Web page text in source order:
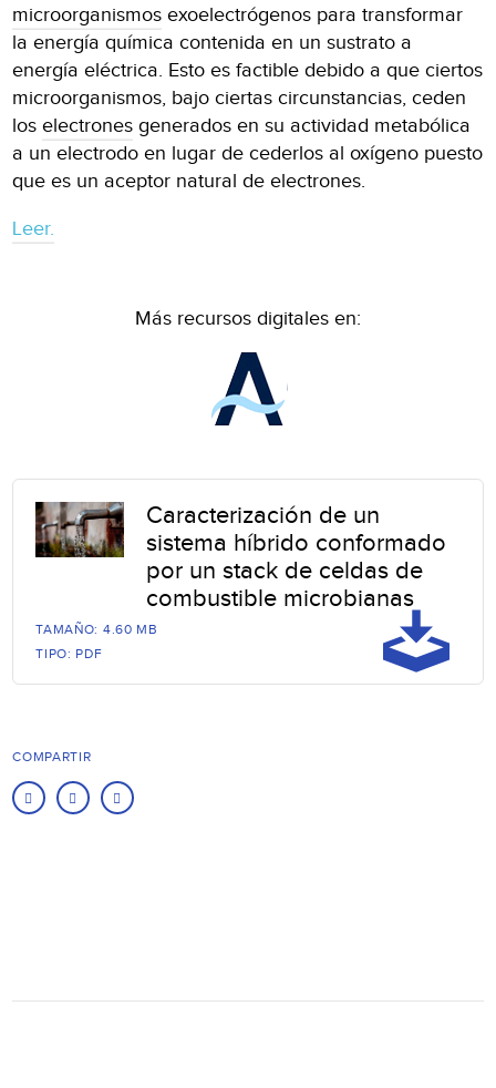
microorganismos exoelectrógenos para transformar
la energía química contenida en un sustrato a
energía eléctrica. Esto es factible debido a que ciertos
microorganismos, bajo ciertas circunstancias, ceden
loselectrones generados en su actividad metabólica
a un electrodo en lugar de cederlos al oxígeno puesto
que es un aceptor natural de electrones.
Leer.
Más recursos digitales en:
Caracterización de un
sistema híbrido conformado
por un stack de celdas de
combustible microbianas
TAMAÑO: 4.60 MB
TIPO: PDF
COMPARTIR